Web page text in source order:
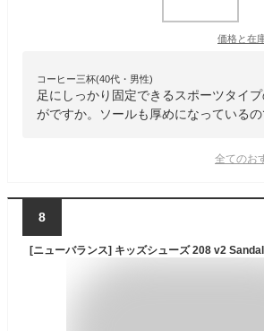
価格と在
コーヒー三杯(40代・男性)
足にしっかり固定できるスポーツタイ
がですか。ソールも厚めになっているの
全てのお
8